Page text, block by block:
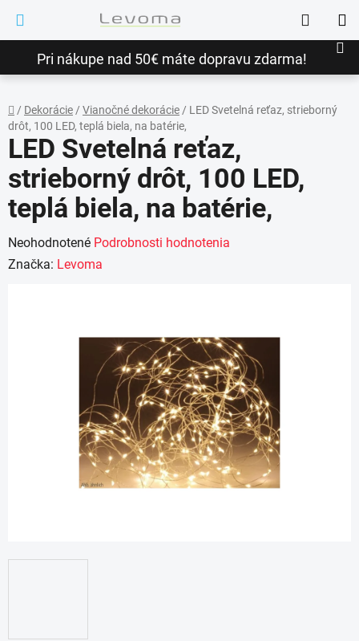
obsah
Pri nákupe nad 50€ máte dopravu zdarma!
Hľadať
Domov
/ Dekorácie/ Vianočné dekorácie/ LED Svetelná reťaz, strieborný
drôt, 100 LED, teplá biela, na batérie,
LED Svetelná reťaz,
strieborný drôt, 100 LED,
teplá biela, na batérie,
Priemerné
hodnotenie
Neohodnotené Podrobnosti hodnotenia
Značka: Levoma